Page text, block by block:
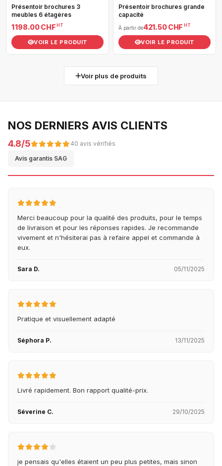
Présentoir brochures 3
meubles 6 étagères
1 198.00 CHF HT
VOIR LE PRODUIT
Présentoir brochures grande
capacité
À partir de421.50 CHF HT
VOIR LE PRODUIT
Voir plus de produits
NOS DERNIERS AVIS CLIENTS
4.8/5 40 avis vérifiés
Avis garantis SAG
Merci beaucoup pour la qualité des produits, pour le temps
de livraison et pour les réponses rapides. Je recommande
vivement et n'hésiterai pas à refaire appel et commande à
eux.
Sara D. 05/11/2025
Pratique et visuellement adapté
Séphora P. 13/11/2025
Livré rapidement. Bon rapport qualité-prix.
Séverine C. 29/10/2025
je pensais qu'elles étaient un peu plus petites, mais sinon